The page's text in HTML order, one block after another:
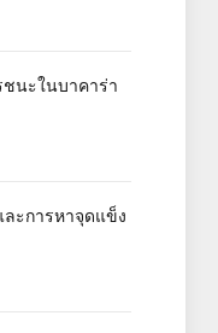
นะในบาคาร่า
ละการหาจุดแข็ง